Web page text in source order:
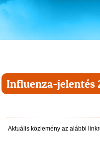
Influenza-jelentés
Aktuális közlemény az alábbi